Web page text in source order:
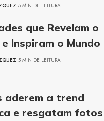
5 MIN DE LEITURA
que Revelam o
Inspiram o Mundo
5 MIN DE LEITURA
aderem a trend
e resgatam